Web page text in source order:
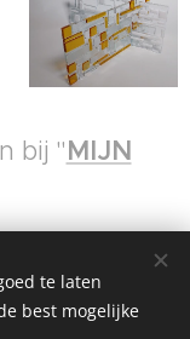
bij "MIJN
te laten
best mogelijke